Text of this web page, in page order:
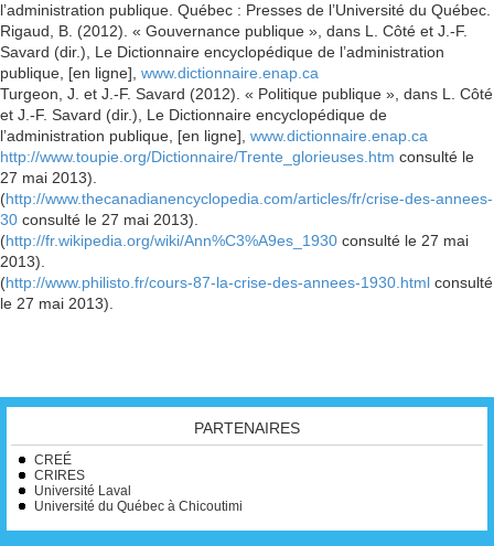
l’administration publique. Québec : Presses de l’Université du Québec.
Rigaud, B. (2012). « Gouvernance publique », dans L. Côté et J.-F.
Savard (dir.), Le Dictionnaire encyclopédique de l’administration
publique, [en ligne], www.dictionnaire.enap.ca
Turgeon, J. et J.-F. Savard (2012). « Politique publique », dans L. Côté
et J.-F. Savard (dir.), Le Dictionnaire encyclopédique de
l’administration publique, [en ligne], www.dictionnaire.enap.ca
http://www.toupie.org/Dictionnaire/Trente_glorieuses.htm consulté le
27 mai 2013).
(http://www.thecanadianencyclopedia.com/articles/fr/crise-des-annees-
30 consulté le 27 mai 2013).
(http://fr.wikipedia.org/wiki/Ann%C3%A9es_1930 consulté le 27 mai
2013).
(http://www.philisto.fr/cours-87-la-crise-des-annees-1930.html consulté
le 27 mai 2013).
PARTENAIRES
CREÉ
CRIRES
Université Laval
Université du Québec à Chicoutimi